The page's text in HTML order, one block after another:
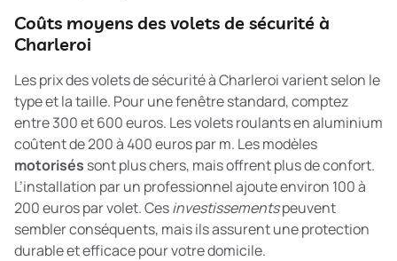
Coûts moyens des volets de sécurité à
Charleroi
Les prix des volets de sécurité à Charleroi varient selon le
type et la taille. Pour une fenêtre standard, comptez
entre 300 et 600 euros. Les volets roulants en aluminium
coûtent de 200 à 400 euros par m. Les modèles
motorisés sont plus chers, mais offrent plus de confort.
L’installation par un professionnel ajoute environ 100 à
200 euros par volet. Cesinvestissementspeuvent
sembler conséquents, mais ils assurent une protection
durable et efficace pour votre domicile.